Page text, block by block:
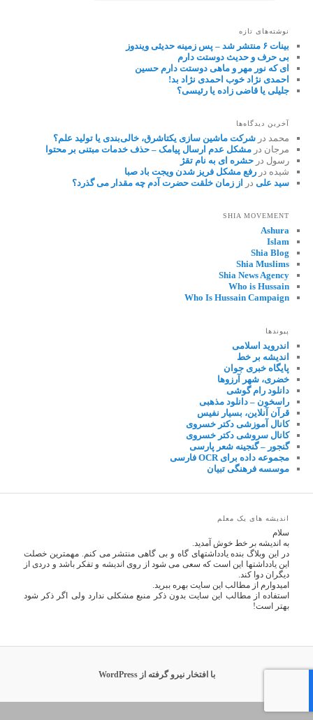
نوشته‌های تازه
بینات ۶ منتشر شد – پس زمینه حدیثی ویندوز
بی حرف و حدیث دوستت دارم
ای که نور مهر و ماهی دوستت دارم حسین
احمدی نژاد خوب احمدی نژاد بد!
جلیلی یا قاضی زاده یا رئیسی؟
آخرین دیدگاه‌ها
محمد درشرکت ماشین سازی یکتاشرق، خالی‌بندی یا تولید علم؟
مرجان درمشکل عدم ارسال پیامک – حذف خدمات مبتنی بر محتوا
رسول درحشره ای به نام تقژ
شیده دررفع مشکل فریز شدن ویجت باد صبا
سید علی در از زمان خلقت حضرت آدم چه مقدار می گذرد؟
SHIA MOVEMENT
Ashura
Islam
Shia Blog
Shia Muslims
Shia News Agency
Who is Hussain
Who Is Hussain Campaign
پیوندها
اندروید اسلامی
اندیشه بر خط
پایگاه خبری جوان
خضری، شهر آرزوها
دانلود رام گوشی
راسخون – دانلود مذهبی
قرآن آنلاین، بسیار نفیس
کانال آموزشی دکتر خسروی
کانال سروشی دکتر خسروی
گنجور – گنجینه شعر پارسی
مجموعه داده برای OCR فارسی
موسسه فرهنگی تبیان
اندیشه های یک معلم
سلام
به اندیشه بر خط خوش آمدید.
در این وبلاگ بنده یادداشتهای گاه و بی گاهی منتشر می کنم. مهمترین خصلت
این یادداشتها این است که سعی می شود از روی اندیشه و تفکر باشد و دردی از
دیگران دوا کند.
امیدوارم از مطالب این سایت بهره ببرید.
استفاده از مطالب این سایت بدون ذکر منبع مشکلی ندارد ولی اگر ذکر شود
بهتر است!
با افتخار نیرو گرفته از WordPress